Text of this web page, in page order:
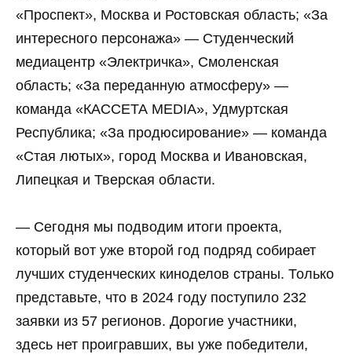
«Проспект», Москва и Ростовская область; «За
интересного персонажа» — Студенческий
медиацентр «Электричка», Смоленская
область; «За переданную атмосферу» —
команда «КАССЕТА MEDIA», Удмуртская
Республика; «За продюсирование» — команда
«Стая лютых», город Москва и Ивановская,
Липецкая и Тверская области.
— Сегодня мы подводим итоги проекта,
который вот уже второй год подряд собирает
лучших студенческих киноделов страны. Только
представьте, что в 2024 году поступило 232
заявки из 57 регионов. Дорогие участники,
здесь нет проигравших, вы уже победители,